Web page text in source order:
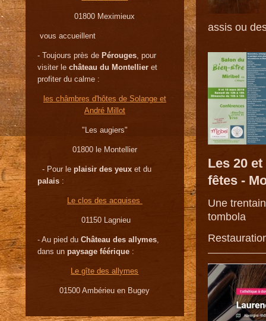
assis ou
Les 20
fêtes -
Une
tombola
01800 Meximieux
vous accueillent
- Toujours près de Pérouges, pour
visiter le château du Montellieret
profiter du calme :
les châmbres d'hôtes de Solange et
André Millot
"Les augiers"
01800 le Montellier
- Pour le plaisir des yeux et du
palais :
Le clos des acquises
01150 Lagnieu
- Au pied du Château des allymes,
dans un paysage féérique :
Le gîte des allymes
01500 Ambérieu en Bugey